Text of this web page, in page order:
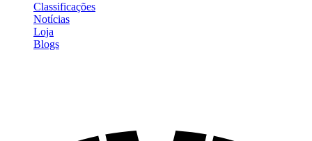
Classificações
Notícias
Loja
Blogs